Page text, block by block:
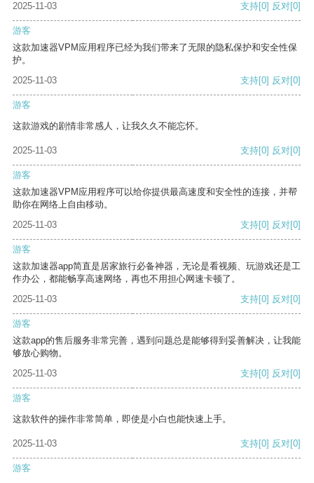
2025-11-03 支持[0] 反对[0]
游客
这款加速器VPM应用程序已经为我们带来了无限的隐私保护和安全性保
护。
2025-11-03
支持[0] 反对[0]
游客
这款游戏的剧情非常感人，让我久久不能忘怀。
2025-11-03 支持[0] 反对[0]
游客
这款加速器VPM应用程序可以给你提供最高速度和安全性的连接，并帮
助你在网络上自由移动。
2025-11-03
支持[0] 反对[0]
游客
这款加速器app简直是居家旅行必备神器，无论是看视频、玩游戏还是工
作办公，都能畅享高速网络，再也不用担心网速卡顿了。
2025-11-03
支持[0] 反对[0]
游客
这款app的售后服务非常完善，遇到问题总是能够得到妥善解决，让我能
够放心购物。
2025-11-03
支持[0] 反对[0]
游客
这款软件的操作非常简单，即使是小白也能快速上手。
2025-11-03 支持[0] 反对[0]
游客